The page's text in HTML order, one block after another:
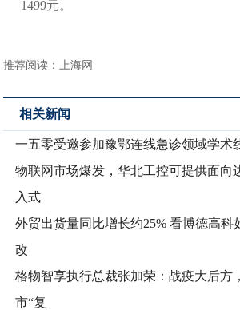
1499元。
推荐阅读：上海网
相关新闻
一五零受邀参加豫鄂连线急诊领域学术
物联网市场爆发，华北工控可提供面向
入式
外贸出货量同比增长约25% 看博德高科
改
格物智享执行总裁张加荣：战疫大后方
市“复